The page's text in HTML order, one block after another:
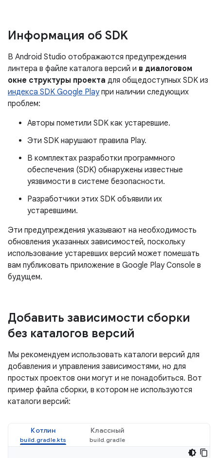
Информация об SDK
В Android Studio отображаются предупреждения
линтера в файле каталога версий и в диалоговом
окне структуры проекта для общедоступных SDK из
индекса SDK Google Playпри наличии следующих
проблем:
Авторы пометили SDK как устаревшие.
Эти SDK нарушают правила Play.
В комплектах разработки программного
обеспечения (SDK) обнаружены известные
уязвимости в системе безопасности.
Разработчики этих SDK объявили их
устаревшими.
Эти предупреждения указывают на необходимость
обновления указанных зависимостей, поскольку
использование устаревших версий может помешать
вам публиковать приложение в Google Play Console в
будущем.
Добавить зависимости сборки
без каталогов версий
Мы рекомендуем использовать каталоги версий для
добавления и управления зависимостями, но для
простых проектов они могут и не понадобиться. Вот
пример файла сборки, в котором не используются
каталоги версий:
Котлин Классный